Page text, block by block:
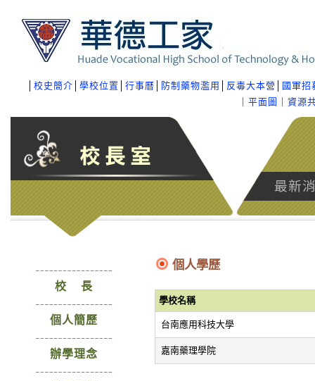
校史簡介 學校位置 行事曆 防制藥物濫用 反毒大本營
國軍招
平面圖 資源
最新
校 長
個人簡歷
辦學理念
個人學歷
學校名稱
台南應用科技大學
嘉南藥理學院